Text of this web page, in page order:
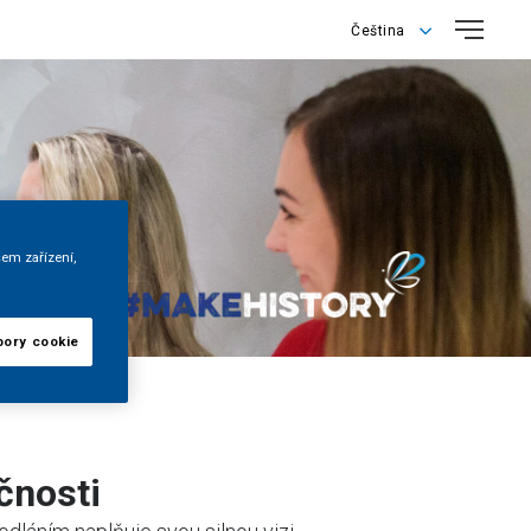
Čeština
Čeština
English
zařízení,
cookie